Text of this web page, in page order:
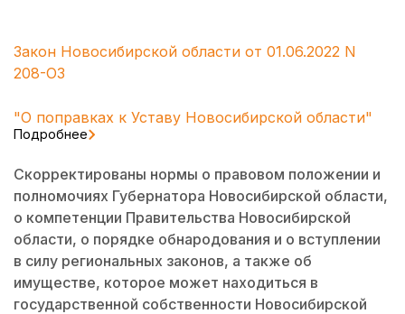
Закон Новосибирской области от 01.06.2022 N
208-ОЗ
"О поправках к Уставу Новосибирской области"
Подробнее
Скорректированы нормы о правовом положении и
полномочиях Губернатора Новосибирской области,
о компетенции Правительства Новосибирской
области, о порядке обнародования и о вступлении
в силу региональных законов, а также об
имуществе, которое может находиться в
государственной собственности Новосибирской